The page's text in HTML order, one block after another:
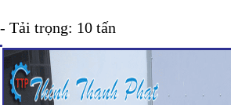
- Tải trọng: 10 tấn